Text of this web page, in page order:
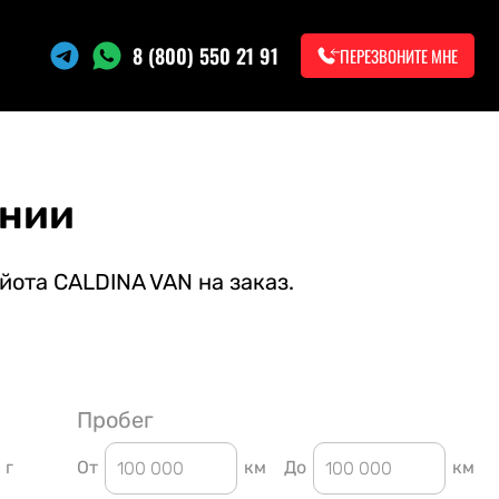
8 (800) 550 21 91 ПЕРЕЗВОНИТЕ МНЕ
CALDINA VAN на заказ.
г
Пробег
От км До км